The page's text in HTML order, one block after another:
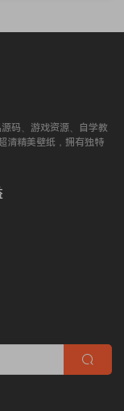
码、游戏资源、自学教
清精美壁纸，拥有独特